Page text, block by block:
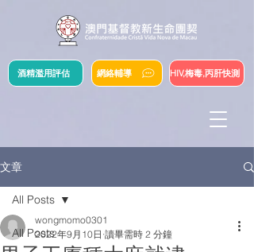
網絡輔導
酒精濫用評估 HIV,梅毒,丙肝快測
文章
All Posts
All Posts
wongmomo0301
2022年9月10日 讀畢需時 2 分鐘